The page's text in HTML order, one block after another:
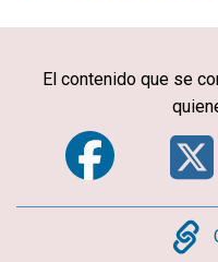
El contenido que se